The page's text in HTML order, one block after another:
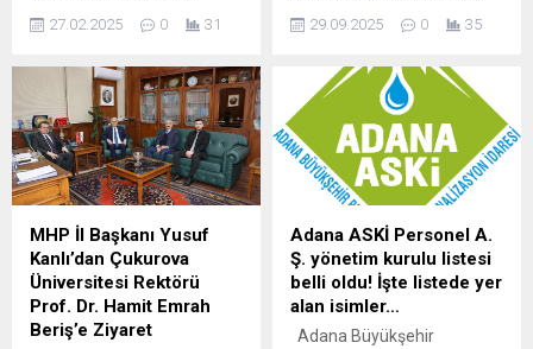
tutuklandı. Kozan ilçesinde
gencin darbedilmesine
ilişkin dün gözaltına alınan 7
şüphelinin emniyetteki
işlemleri tamamlandı.
Adliyeye sevk edilen
zanlılardan S.E. ve A.E,
çıkarıldıkları nöbetçi
hakimlikçe tutuklandı. Kozan
ilçesinde 23 Şubat’ta bir iş
yerinde darbedilen gencin...
27.02.2025 0 31
Cumhuriyeti Devlet
modernize edilmesi ve yeni
bir yüksek hızlı tren
altyapısının inşa edilmesi
amacıyla 22 Nisan 2024
tarihi itibarıyla seferleri
askıya aldı. Projenin 2027
yılına kadar tamamlanması
ve seferlerin bu tarihte
yeniden başlaması...
29.09.2025 0 35
MHP İl Başkanı Yusuf
Kanlı’dan Çukurova
Üniversitesi Rektörü
Prof. Dr. Hamit Emrah
Beriş’e Ziyaret
Adana ASKİ Personel A.
Ş. yönetim kurulu listesi
belli oldu! İşte listede yer
alan isimler…
Adana Büyükşehir